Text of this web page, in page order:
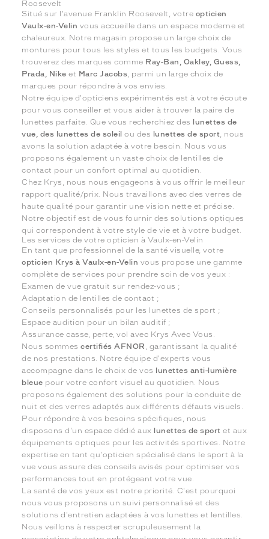
Roosevelt
Situé sur l'avenue Franklin Roosevelt, votre opticien
Vaulx-en-Velin vous accueille dans un espace moderne et
chaleureux. Notre magasin propose un large choix de
montures pour tous les styles et tous les budgets. Vous
trouverez des marques comme Ray-Ban, Oakley, Guess,
Prada, Nike et Marc Jacobs, parmi un large choix de
marques pour répondre à vos envies.
Notre équipe d'opticiens expérimentés est à votre écoute
pour vous conseiller et vous aider à trouver la paire de
lunettes parfaite. Que vous recherchiez des
lunettes de
vue, des lunettes de soleil ou des lunettes de sport, nous
avons la solution adaptée à votre besoin. Nous vous
proposons également un vaste choix de lentilles de
contact pour un confort optimal au quotidien.
Chez Krys, nous nous engageons à vous offrir le meilleur
rapport qualité/prix. Nous travaillons avec des verres de
haute qualité pour garantir une vision nette et précise.
Notre objectif est de vous fournir des solutions optiques
qui correspondent à votre style de vie et à votre budget.
Les services de votre opticien à Vaulx-en-Velin
En tant que professionnel de la santé visuelle, votre
opticien Krys à Vaulx-en-Velin vous propose une gamme
complète de services pour prendre soin de vos yeux :
Examen de vue gratuit sur rendez-vous ;
Adaptation de lentilles de contact ;
Conseils personnalisés pour les lunettes de sport ;
Espace audition pour un bilan auditif ;
Assurance casse, perte, vol avec Krys Avec Vous.
Nous sommescertifiés AFNOR , garantissant la qualité
de nos prestations. Notre équipe d'experts vous
accompagne dans le choix de vos
lunettes anti-lumière
bleue pour votre confort visuel au quotidien. Nous
proposons également des solutions pour la conduite de
nuit et des verres adaptés aux différents défauts visuels.
Pour répondre à vos besoins spécifiques, nous
disposons d'un espace dédié aux lunettes de sport et aux
équipements optiques pour les activités sportives. Notre
expertise en tant qu'opticien spécialisé dans le sport à la
vue vous assure des conseils avisés pour optimiser vos
performances tout en protégeant votre vue.
La santé de vos yeux est notre priorité. C'est pourquoi
nous vous proposons un suivi personnalisé et des
solutions d'entretien adaptées à vos lunettes et lentilles.
Nous veillons à respecter scrupuleusement la